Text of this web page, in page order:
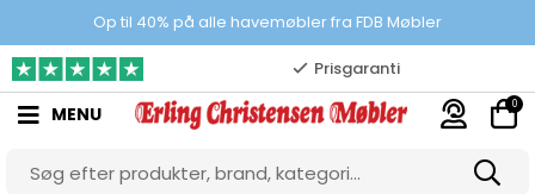
Op til 40% på alle havemøbler fra FDB Møbler
100% danskejet webshop
Prisgaranti
10.000 m2 showroom
Gratis & gode parkeringsforhold
MENU 0